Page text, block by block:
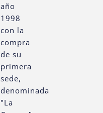
año
1998
con la
compra
de su
primera
sede,
denominada
"La